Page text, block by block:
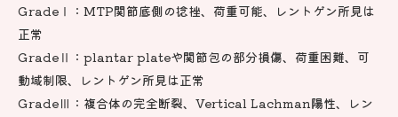
GradeⅠ：MTP関節底側の捻挫、荷重可能、レントゲン所見は
正常
GradeⅡ：plantar plateや関節包の部分損傷、荷重困難、可
動域制限、レントゲン所見は正常
GradeⅢ：複合体の完全断裂、Vertical Lachman陽性、レン